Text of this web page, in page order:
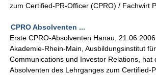
zum Certified-PR-Officer (CPRO) / Fachwirt
CPRO Absolventen ...
Erste CPRO-Absolventen Hanau,
Akademie-Rhein-Main, Ausbildungsinstitut
Communications und Investor Relations, hat
Absolventen des Lehrganges zum Certified-